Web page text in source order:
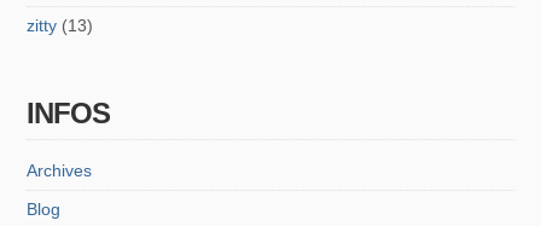
zitty (13)
INFOS
Archives
Blog